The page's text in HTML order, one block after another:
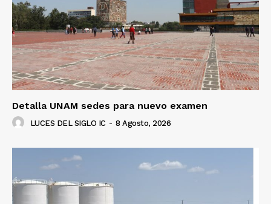
Detalla UNAM sedes para nuevo examen
LUCES DEL SIGLO IC - 8 Agosto, 2026